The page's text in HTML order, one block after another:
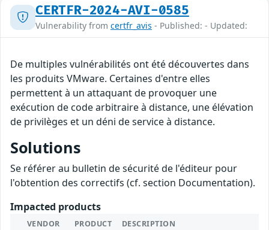
CERTFR-2024-AVI-0585
Vulnerability from certfr_avis - Published: - Updated:
De multiples vulnérabilités ont été découvertes dans
les produits VMware. Certaines d'entre elles
permettent à un attaquant de provoquer une
exécution de code arbitraire à distance, une élévation
de privilèges et un déni de service à distance.
Solutions
Se référer au bulletin de sécurité de l'éditeur pour
l'obtention des correctifs (cf. section Documentation).
Impacted products
VENDOR PRODUCT DESCRIPTION